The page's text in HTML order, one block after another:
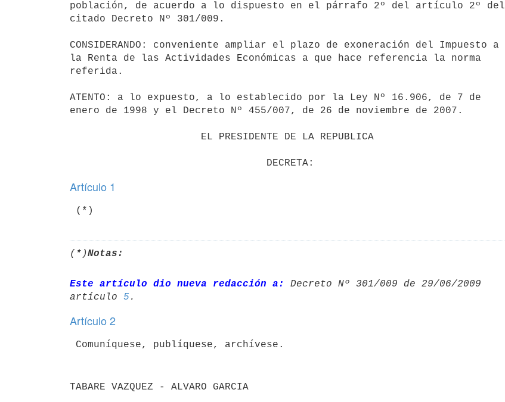
población, de acuerdo a lo dispuesto en el párrafo 2º del artículo 2º del
citado Decreto Nº 301/009.
CONSIDERANDO: conveniente ampliar el plazo de exoneración del Impuesto a
la Renta de las Actividades Económicas a que hace referencia la norma
referida.
ATENTO: a lo expuesto, a lo establecido por la Ley Nº 16.906, de 7 de
enero de 1998 y el Decreto Nº 455/007, de 26 de noviembre de 2007.
Artículo 1
(*)
(*)Notas:
Este artículo dio nueva redacción a:
Decreto Nº 301/009 de 29/06/2009
artículo 5
Artículo 2